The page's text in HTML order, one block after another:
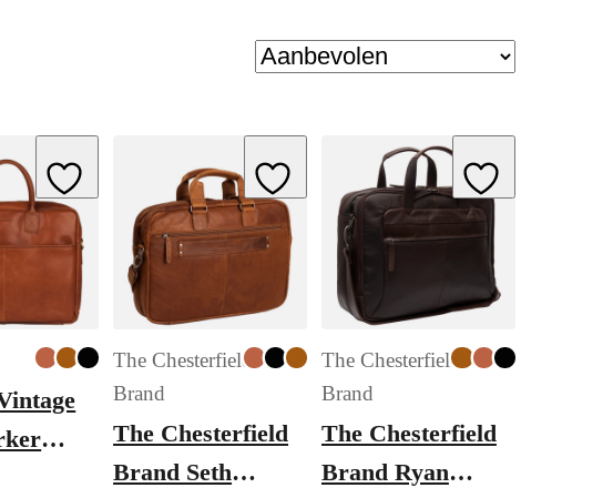
Add to Wishlist Add to Wishlist
The Chesterfield
Brand
The Chesterfield
Brand Seth
Add to Wishlist
The Chesterfield
Brand
The Chesterfield
Brand Ryan